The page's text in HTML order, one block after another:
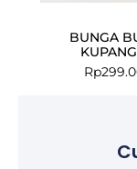
BUNGA
Rp